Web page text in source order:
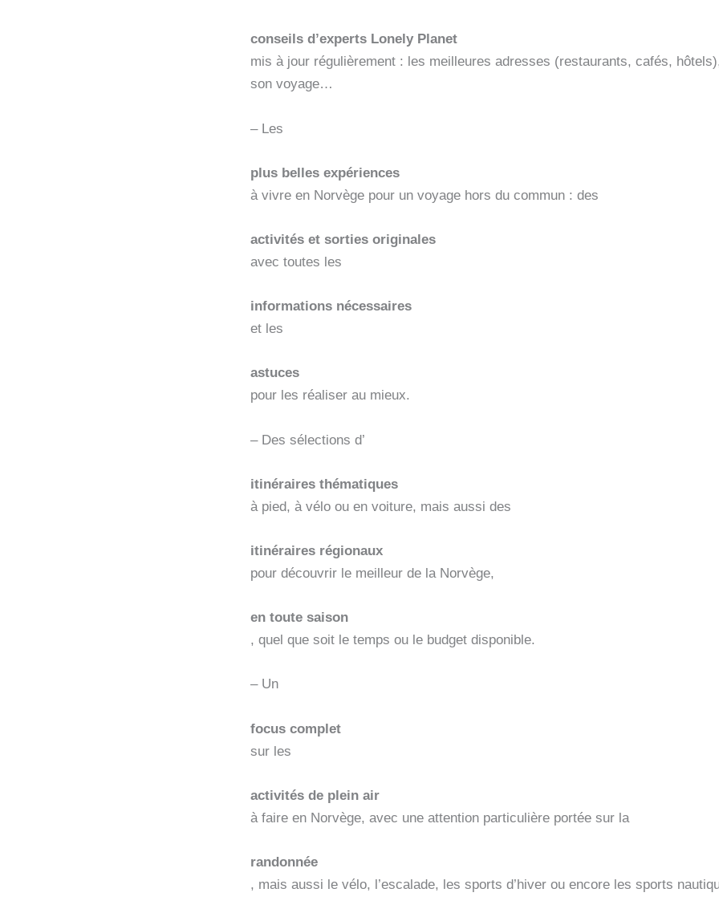
conseils d’experts Lonely Planet
mis à jour régulièrement : les meilleures adresses (restaurants, cafés,
son voyage…
– Les
plus belles expériences
à vivre en Norvège pour un voyage hors du commun : des
activités et sorties originales
avec toutes les
informations nécessaires
et les
astuces
pour les réaliser au mieux.
– Des sélections d’
itinéraires thématiques
à pied, à vélo ou en voiture, mais aussi des
itinéraires régionaux
pour découvrir le meilleur de la Norvège,
en toute saison
, quel que soit le temps ou le budget disponible.
– Un
focus complet
sur les
activités de plein air
à faire en Norvège, avec une attention particulière portée sur la
randonnée
, mais aussi le vélo, l’escalade, les sports d’hiver ou encore les sports